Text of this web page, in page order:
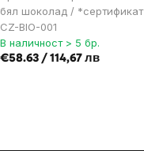
бял шоколад / *сертификат
CZ-BIO-001
В наличност > 5 бр.
€58.63 / 114,67 лв